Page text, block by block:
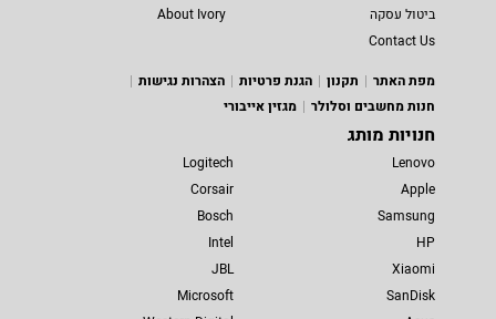
ביטול עסקה
About Ivory
Contact Us
מפת האתר
תקנון הגנת פרטיות
הצהרות נגישות
חנות מחשבים וסלולר
מגזין אייבורי
חנויות מותג
Lenovo
Apple
Samsung
HP
Xiaomi
SanDisk
Logitech
Corsair
Bosch
Intel
JBL
Microsoft